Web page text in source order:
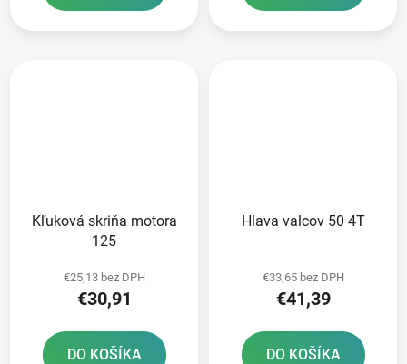
Kľuková skriňa motora
125
€25,13 bez DPH
€30,91
DO KOŠÍKA
Hlava valcov 50 4T
€33,65 bez DPH
€41,39
DO KOŠÍKA